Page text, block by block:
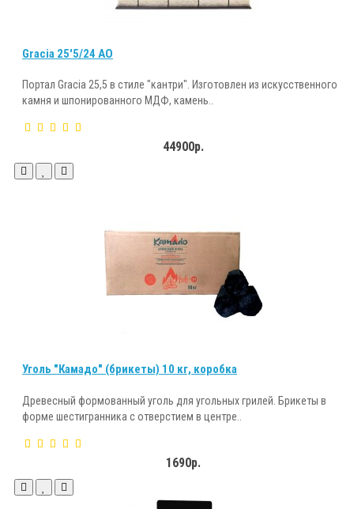
Gracia 25'5/24 AO
Портал Gracia 25,5 в стиле "кантри". Изготовлен из искусственного
камня и шпонированного МДФ, камень..
44900р.
Уголь "Камадо" (брикеты) 10 кг, коробка
Древесный формованный уголь для угольных грилей. Брикеты в
форме шестигранника с отверстием в центре..
1690р.